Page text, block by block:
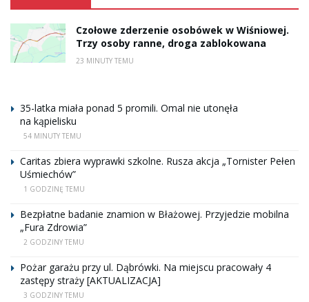
Czołowe zderzenie osobówek w Wiśniowej.
Trzy osoby ranne, droga zablokowana
23 MINUTY TEMU
35-latka miała ponad 5 promili. Omal nie utonęła
na kąpielisku
54 MINUTY TEMU
Caritas zbiera wyprawki szkolne. Rusza akcja „Tornister Pełen
Uśmiechów”
1 GODZINĘ TEMU
Bezpłatne badanie znamion w Błażowej. Przyjedzie mobilna
„Fura Zdrowia”
2 GODZINY TEMU
Pożar garażu przy ul. Dąbrówki. Na miejscu pracowały 4
zastępy straży [AKTUALIZACJA]
3 GODZINY TEMU